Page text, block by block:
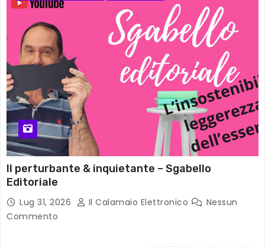
Il perturbante & inquietante – Sgabello
Editoriale
Lug 31, 2026 Il Calamaio Elettronico
Nessun
Commento